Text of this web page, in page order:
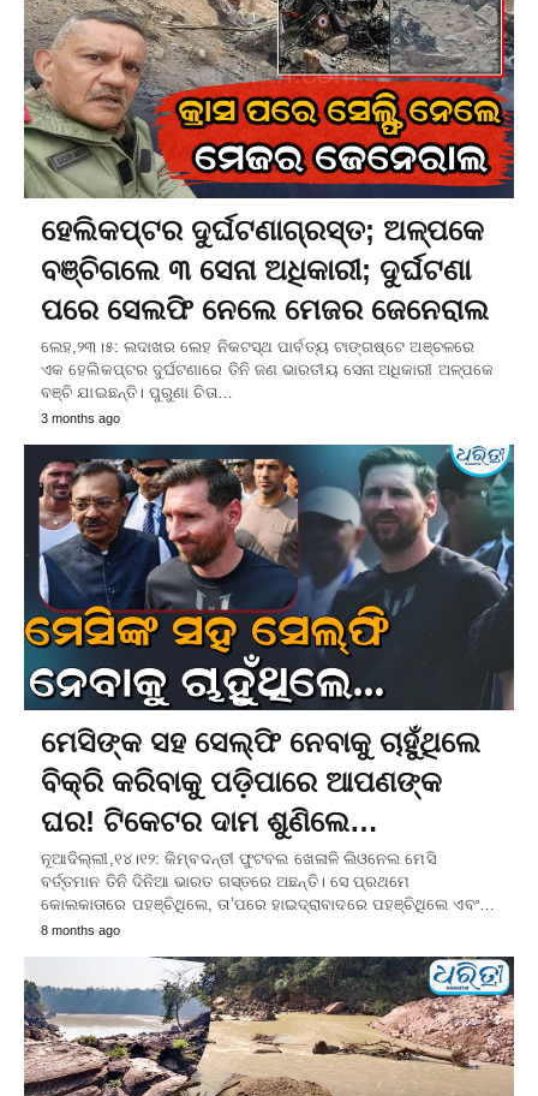
ହେଲିକପ୍ଟର ଦୁର୍ଘଟଣାଗ୍ରସ୍ତ; ଅଳ୍ପକେ
ବଞ୍ଚିଗଲେ ୩ ସେନା ଅଧିକାରୀ; ଦୁର୍ଘଟଣା
ପରେ ସେଲଫି ନେଲେ ମେଜର ଜେନେରାଲ
ଲେହ,୨୩।୫: ଲଦାଖର ଲେହ ନିକଟସ୍ଥ ପାର୍ବତ୍ୟ ଟାଙ୍ଗଷ୍ଟେ ଅଞ୍ଚଳରେ
ଏକ ହେଲିକପ୍ଟର ଦୁର୍ଘଟଣାରେ ତିନି ଜଣ ଭାରତୀୟ ସେନା ଅଧିକାରୀ ଅଳ୍ପକେ
ବଞ୍ଚି ଯାଇଛନ୍ତି। ପୁରୁଣା ଚିତା…
3 months ago
ମେସିଙ୍କ ସହ ସେଲ୍‌ଫି ନେବାକୁ ଚାହୁଁଥିଲେ
ବିକ୍ରି କରିବାକୁ ପଡ଼ିପାରେ ଆପଣଙ୍କ
ଘର! ଟିକେଟର ଦାମ ଶୁଣିଲେ…
ନୂଆଦିଲ୍ଲୀ,୧୪।୧୨: କିମ୍ବଦନ୍ତୀ ଫୁଟବଲ ଖେଳାଳି ଲିଓନେଲ ମେସି
ବର୍ତ୍ତମାନ ତିନି ଦିନିଆ ଭାରତ ଗସ୍ତରେ ଅଛନ୍ତି। ସେ ପ୍ରଥମେ
କୋଲକାତାରେ ପହଞ୍ଚିଥିଲେ, ତା’ପରେ ହାଇଦ୍ରାବାଦରେ ପହଞ୍ଚିଥିଲେ ଏବଂ…
8 months ago